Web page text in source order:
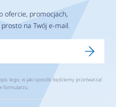
ofercie, promocjach,
na Twój e-mail.
tego, w jaki sposób będziemy przetwarzać
formularzu.